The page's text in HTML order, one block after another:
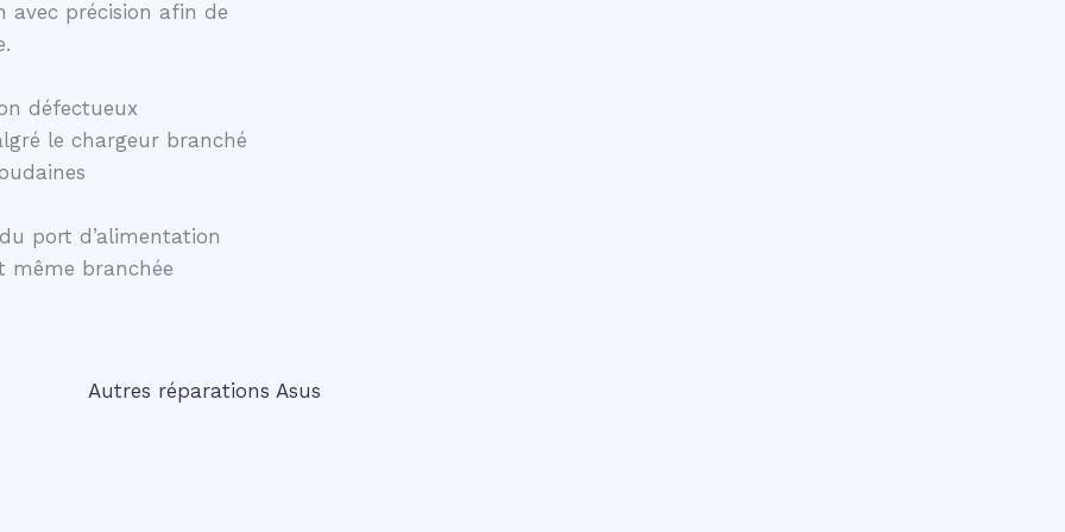
précision afin de
défectueux
le chargeur branché
port d’alimentation
même branchée
Autres réparations Asus